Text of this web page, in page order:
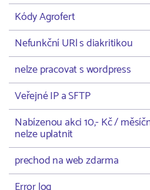
Kódy Agrofert
Nefunkční URl s diakritikou
nelze pracovat s wordpress
Veřejné IP a SFTP
Nabízenou akci 10,- Kč /
nelze uplatnit
prechod na web zdarma